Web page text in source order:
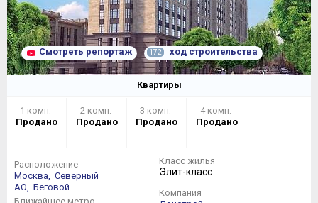
Смотреть репортаж 172 ход строительства
Квартиры
1 комн.
Продано
2 комн.
Продано
3 комн.
Продано
4 комн.
Продано
Расположение
Москва,
Северный
АО,
Беговой
Класс жилья
Элит-класс
Компания